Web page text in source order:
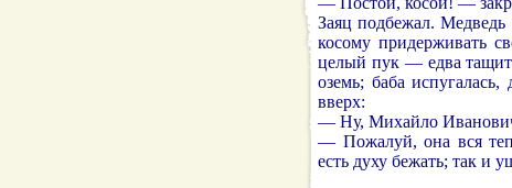
Заяц подбежал.
косому придерживать
целый пук — едва
оземь; баба
вверх:
— Ну, Михайло
— Пожалуй, она вся
есть духу бежать; так и